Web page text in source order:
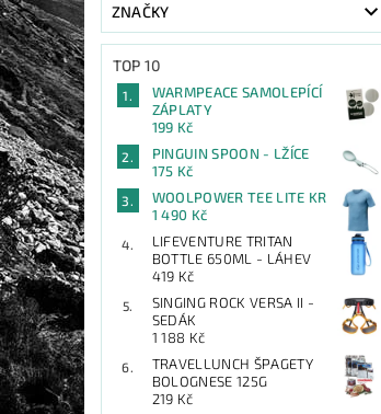
ZNAČKY
TOP 10
WARMPEACE SAMOLEPÍCÍ
ZÁPLATY
199 Kč
PINGUIN SPOON - LŽÍCE
175 Kč
WOOLPOWER TEE LITE KR
1 490 Kč
LIFEVENTURE TRITAN
BOTTLE 650ML - LÁHEV
419 Kč
SINGING ROCK VERSA II -
SEDÁK
1 188 Kč
TRAVELLUNCH ŠPAGETY
BOLOGNESE 125G
219 Kč